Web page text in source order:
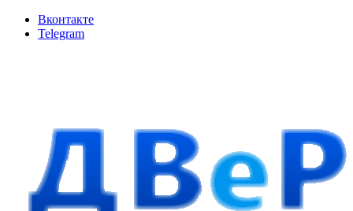
Вконтакте
Telegram